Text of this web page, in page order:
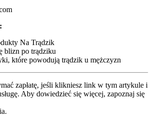
Na Trądzik
blizn po trądziku
które powodują trądzik u mężczyzn
zapłatę, jeśli klikniesz link w tym artykule i
Aby dowiedzieć się więcej, zapoznaj się